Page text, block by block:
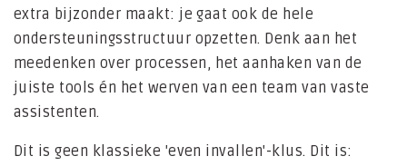
extra bijzonder maakt: je gaat ook de hele
ondersteuningsstructuur opzetten. Denk aan het
meedenken over processen, het aanhaken van de
juiste tools én het werven van een team van vaste
assistenten.
Dit is geen klassieke 'even invallen'-klus. Dit is: